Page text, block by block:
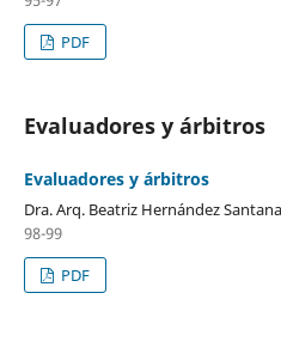
PDF
Evaluadores y árbitros
Evaluadores y árbitros
Dra. Arq. Beatriz Hernández Santana
98-99
PDF